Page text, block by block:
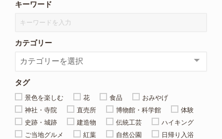
キーワード
カテゴリー
タグ
景色を楽しむ 花 食品
おみやげ
神社・寺院
直売所 博物館・科学館
体験
史跡・城跡
建造物 伝統工芸
ハイキング
ご当地グルメ
紅葉 自然公園
日帰り入浴